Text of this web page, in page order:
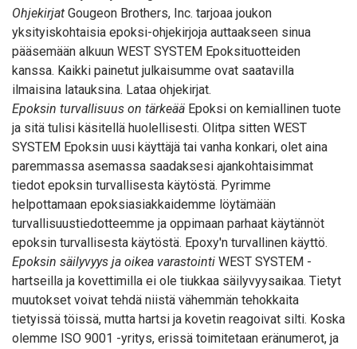
Ohjekirjat Gougeon Brothers, Inc. tarjoaa joukon
yksityiskohtaisia epoksi-ohjekirjoja auttaakseen sinua
pääsemään alkuun WEST SYSTEM Epoksituotteiden
kanssa. Kaikki painetut julkaisumme ovat saatavilla
ilmaisina latauksina. Lataa ohjekirjat.
Epoksin turvallisuus on tärkeää Epoksi on kemiallinen tuote
ja sitä tulisi käsitellä huolellisesti. Olitpa sitten WEST
SYSTEM Epoksin uusi käyttäjä tai vanha konkari, olet aina
paremmassa asemassa saadaksesi ajankohtaisimmat
tiedot epoksin turvallisesta käytöstä. Pyrimme
helpottamaan epoksiasiakkaidemme löytämään
turvallisuustiedotteemme ja oppimaan parhaat käytännöt
epoksin turvallisesta käytöstä. Epoxy'n turvallinen käyttö.
Epoksin säilyvyys ja oikea varastointi WEST SYSTEM -
hartseilla ja kovettimilla ei ole tiukkaa säilyvyysaikaa. Tietyt
muutokset voivat tehdä niistä vähemmän tehokkaita
tietyissä töissä, mutta hartsi ja kovetin reagoivat silti. Koska
olemme ISO 9001 -yritys, erissä toimitetaan eränumerot, ja